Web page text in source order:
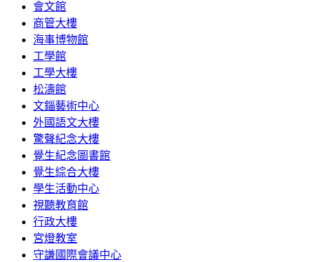
會文館
商管大樓
海事博物館
工學館
工學大樓
松濤館
文錙藝術中心
外國語文大樓
驚聲紀念大樓
覺生紀念圖書館
覺生綜合大樓
學生活動中心
視聽教育館
行政大樓
宮燈教室
守謙國際會議中心